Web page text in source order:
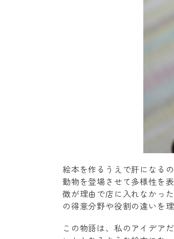
絵本を作るうえで肝になる
動物を登場させて多様性を
徴が理由で店に入れなかっ
の得意分野や役割の違いを
この物語は、私のアイデア